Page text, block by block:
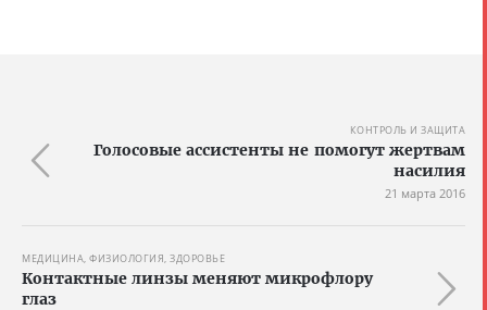
КОНТРОЛЬ И ЗАЩИТА
Голосовые ассистенты не помогут жертвам
насилия
21 марта 2016
МЕДИЦИНА, ФИЗИОЛОГИЯ, ЗДОРОВЬЕ
Контактные линзы меняют микрофлору
глаз